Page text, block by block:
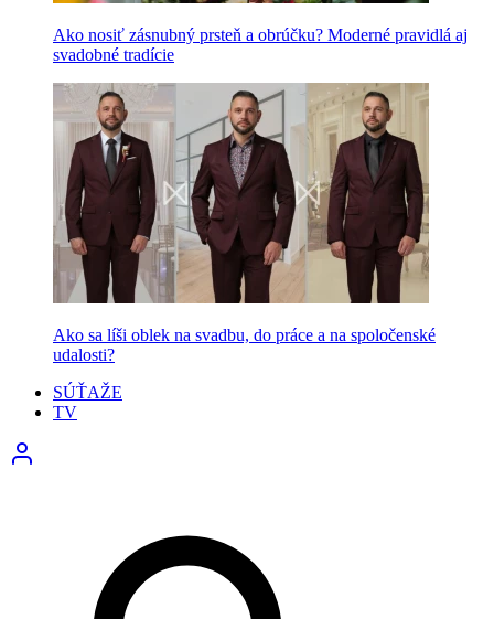
Ako nosiť zásnubný prsteň a obrúčku? Moderné pravidlá aj
svadobné tradície
Ako sa líši oblek na svadbu, do práce a na spoločenské
udalosti?
SÚŤAŽE
TV